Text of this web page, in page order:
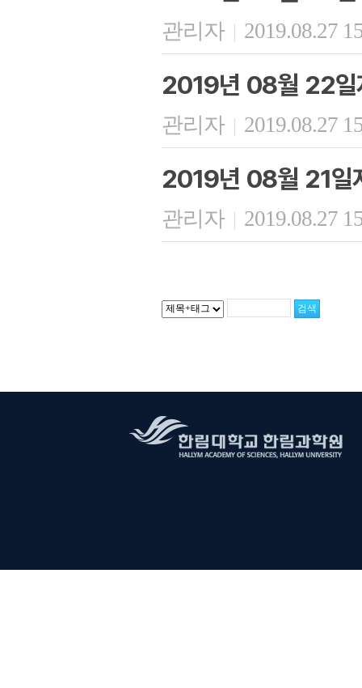
관리자 | 2019.08.27
2019년 08월 22일
관리자 | 2019.08.27
2019년 08월 21일
관리자 | 2019.08.27